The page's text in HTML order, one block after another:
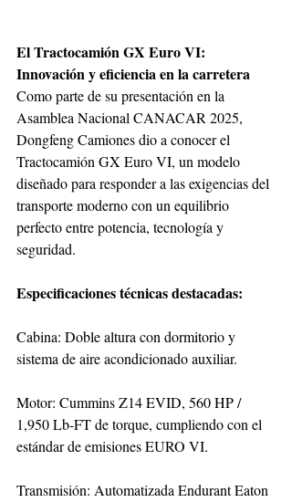
El Tractocamión GX Euro VI:
Innovación y eficiencia en la carretera
Como parte de su presentación en la
Asamblea Nacional CANACAR 2025,
Dongfeng Camiones dio a conocer el
Tractocamión GX Euro VI, un modelo
diseñado para responder a las exigencias del
transporte moderno con un equilibrio
perfecto entre potencia, tecnología y
seguridad.
Especificaciones técnicas destacadas:
Cabina: Doble altura con dormitorio y
sistema de aire acondicionado auxiliar.
Motor: Cummins Z14 EVID, 560 HP /
1,950 Lb-FT de torque, cumpliendo con el
estándar de emisiones EURO VI.
Transmisión: Automatizada Endurant Eaton